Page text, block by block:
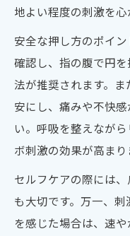
地よい程度の刺激を心
安全な押し方のポイ
確認し、指の腹で円
法が推奨されます。
安にし、痛みや不快
い。呼吸を整えなが
ボ刺激の効果が高まり
セルフケアの際には
も大切です。万一、
を感じた場合は、速